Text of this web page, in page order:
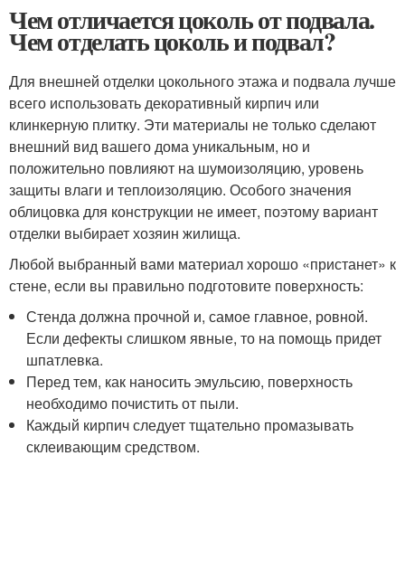
Чем отличается цоколь от подвала.
Чем отделать цоколь и подвал?
Для внешней отделки цокольного этажа и подвала лучше
всего использовать декоративный кирпич или
клинкерную плитку. Эти материалы не только сделают
внешний вид вашего дома уникальным, но и
положительно повлияют на шумоизоляцию, уровень
защиты влаги и теплоизоляцию. Особого значения
облицовка для конструкции не имеет, поэтому вариант
отделки выбирает хозяин жилища.
Любой выбранный вами материал хорошо «пристанет» к
стене, если вы правильно подготовите поверхность:
Стенда должна прочной и, самое главное, ровной.
Если дефекты слишком явные, то на помощь придет
шпатлевка.
Перед тем, как наносить эмульсию, поверхность
необходимо почистить от пыли.
Каждый кирпич следует тщательно промазывать
склеивающим средством.